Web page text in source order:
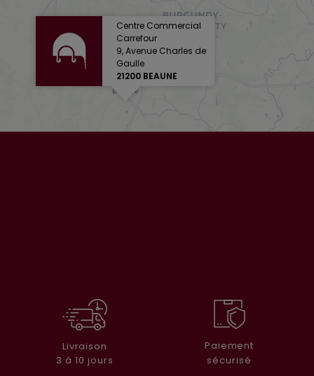
Centre Commercial
Carrefour
9, Avenue Charles de
Gaulle
21200 BEAUNE
Livraison
3 à 10 jours
Paiement
sécurisé